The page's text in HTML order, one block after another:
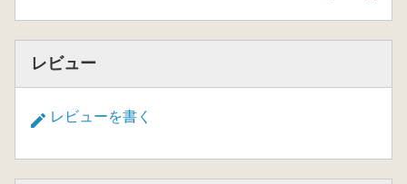
レビュー
レビューを書く